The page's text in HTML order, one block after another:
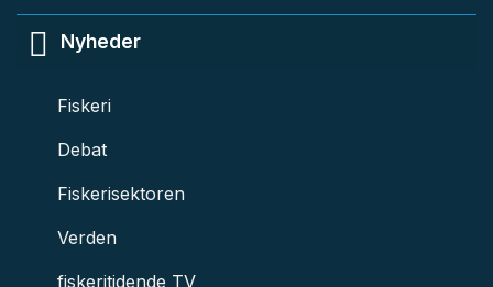
Nyheder
Fiskeri
Debat
Fiskerisektoren
Verden
fiskeritidende TV